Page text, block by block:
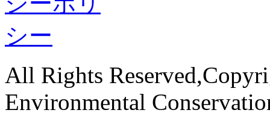
All Rights
Environmental